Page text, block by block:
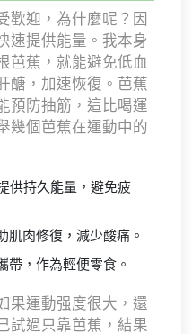
歡迎，為什麼呢？因
速提供能量。我本身
芭蕉，就能避免低血
醣，加速恢復。芭蕉
預防抽筋，這比喝運
幾個芭蕉在運動中的
供持久能量，避免疲
肌肉修復，減少酸痛。
帶，作為輕便零食。
果運動强度很大，還
試過只靠芭蕉，結果